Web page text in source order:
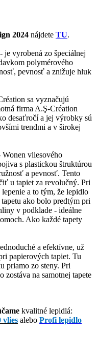
2024 nájdete TU.
- je vyrobená zo špeciálnej
polymérového
pevnosť a znižuje hluk
sa vyznačujú
firma A.Ş-Création
desaťročí a jej výrobky sú
trendmi a v širokej
Wonen vliesového
s plastickou štruktúrou
a pevnosť. Tento
u tapiet za revolučný. Pri
a to tým, že lepidlo
tapetu ako bolo predtým pri
v podklade - ideálne
Ako každé tapety
a efektívne, už
papierových tapiet. Tu
priamo zo steny. Pri
na samotnej tapete
kvalitné lepidlá:
vlies alebo Profi lepidlo